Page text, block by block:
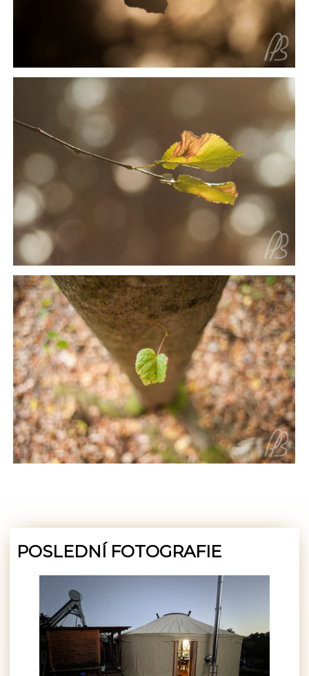
POSLEDNÍ FOTOGRAFIE